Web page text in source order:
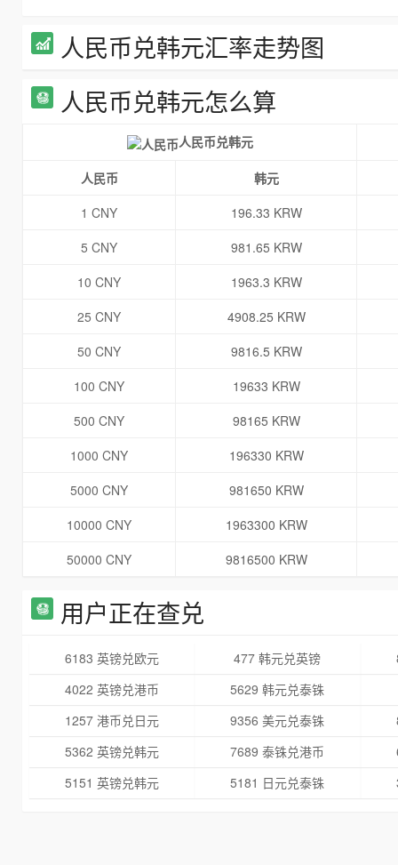
人民币兑韩元汇率走势图
人民币兑韩元怎么算
人民币兑韩元
人民币
韩元
1 CNY
196.33 KRW
5 CNY
981.65 KRW
10 CNY
1963.3 KRW
25 CNY
4908.25 KRW
50 CNY
9816.5 KRW
100 CNY
19633 KRW
500 CNY
98165 KRW
1000 CNY
196330 KRW
5000 CNY
981650 KRW
10000 CNY
1963300 KRW
50000 CNY
9816500 KRW
用户正在查兑
6183 英镑兑欧元 477 韩元兑英镑
4022 英镑兑港币
5629 韩元兑泰铢
1257 港币兑日元
9356 美元兑泰铢
5362 英镑兑韩元
7689 泰铢兑港币
5151 英镑兑韩元
5181 日元兑泰铢